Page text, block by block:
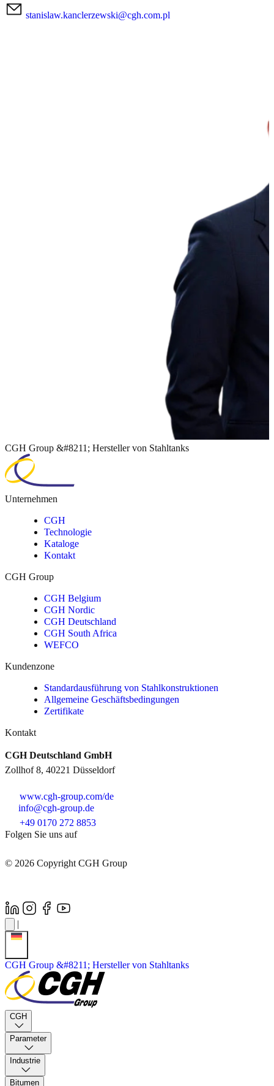
stanislaw.kanclerzewski@cgh.com.pl
CGH Group &#8211; Hersteller von Stahltanks
Unternehmen
CGH
Technologie
Kataloge
Kontakt
CGH Group
CGH Belgium
CGH Nordic
CGH Deutschland
CGH South Africa
WEFCO
Kundenzone
Standardausführung von Stahlkonstruktionen
Allgemeine Geschäftsbedingungen
Zertifikate
Kontakt
CGH Deutschland GmbH
Zollhof 8, 40221 Düsseldorf
www.cgh-group.com/de
info@cgh-group.de
+49 0170 272 8853
Folgen Sie uns auf
© 2026 Copyright CGH Group
|
CGH Group &#8211; Hersteller von Stahltanks
CGH
Parameter
Industrie
Bitumen